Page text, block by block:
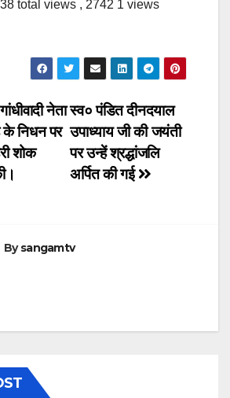
total views , 2742 1 views
स्व० पंडित दीनदयाल
उपाध्याय जी की जयंती
पर उन्हें श्रद्धांजलि
अर्पित की गई
नेता
के निधन पर
शोक
Bysangamtv